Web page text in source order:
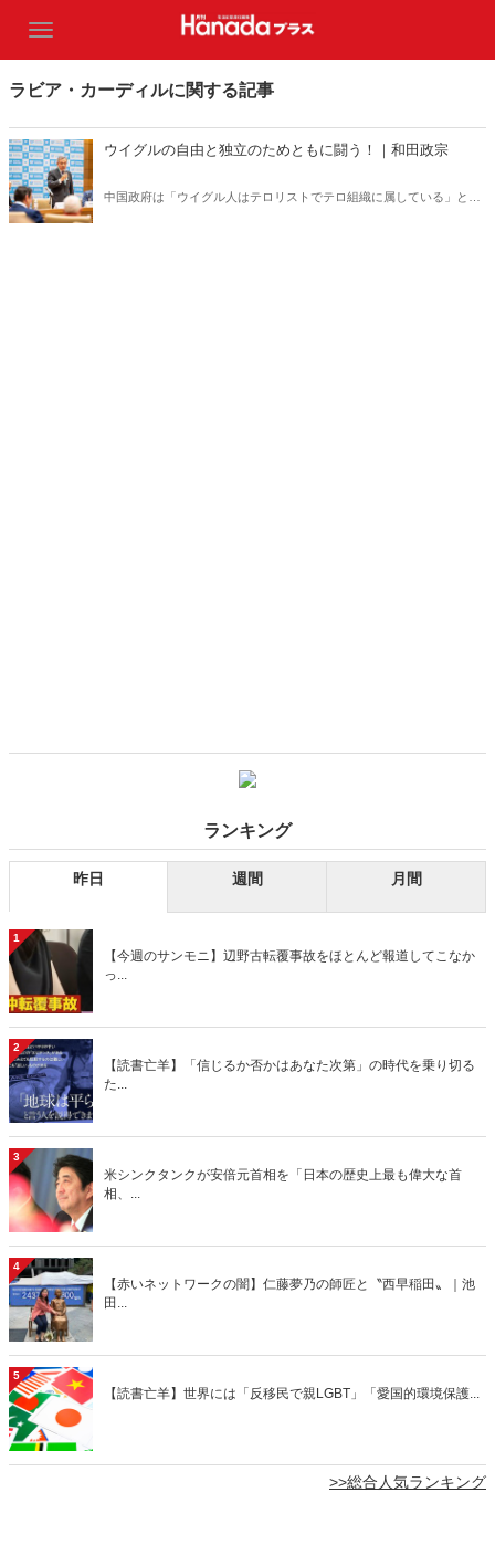
ラビア・カーディルに関する記事
ウイグルの自由と独立のためともに闘う！｜和田政宗
中国政府は「ウイグル人はテロリストでテロ組織に属している」とい
ランキング
昨日 週間 月間
1
【今週のサンモニ】辺野古転覆事故をほとんど報道してこなか
っ...
2
【読書亡羊】「信じるか否かはあなた次第」の時代を乗り切る
た...
3
米シンクタンクが安倍元首相を「日本の歴史上最も偉大な首
相、...
4
【赤いネットワークの闇】仁藤夢乃の師匠と〝西早稲田〟｜池
田...
5
【読書亡羊】世界には「反移民で親LGBT」「愛国的環境保護...
>>総合人気ランキング